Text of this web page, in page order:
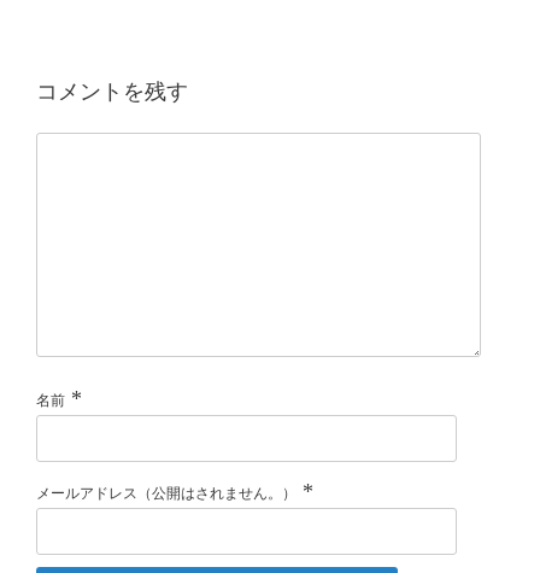
コメントを残す
名前 *
メールアドレス（公開はされません。） *